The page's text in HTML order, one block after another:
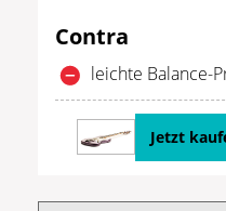
Contra
leichte Balance-
Jetzt